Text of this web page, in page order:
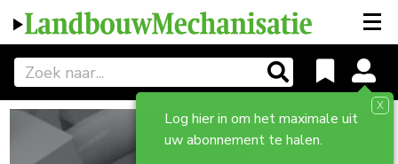
Log hier in om het maximale uit
uw abonnement te halen.
X